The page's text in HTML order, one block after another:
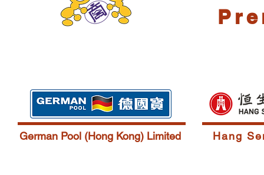
German Pool (Hong Kong) Limited Hang